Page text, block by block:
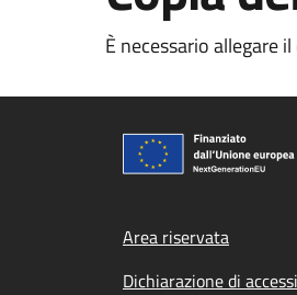
È necessario allegare
Footer
Area riservata
Dichiarazione di